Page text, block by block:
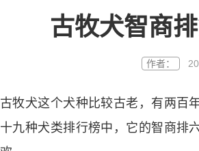
古牧犬智商
作者：
古牧犬这个犬种比较古老，有两百
十九种犬类排行榜中，它的智商排